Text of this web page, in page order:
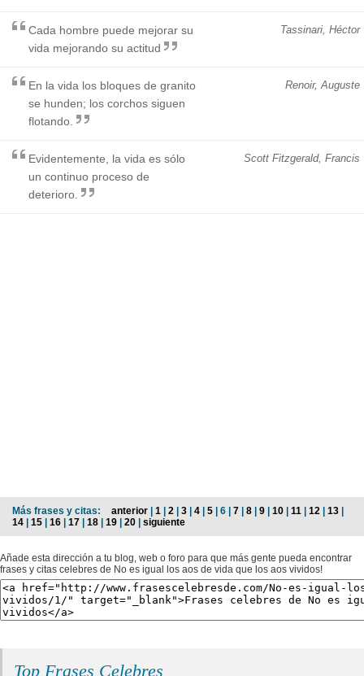
Tassinari, Héctor
Cada hombre puede mejorar su
vida mejorando su actitud
Renoir, Auguste
En la vida los bloques de granito
se hunden; los corchos siguen
flotando.
Scott Fitzgerald, Francis
Evidentemente, la vida es sólo
un continuo proceso de
deterioro.
Más frases y citas: anterior | 1 | 2 | 3 | 4 | 5 | 6 | 7 | 8 | 9 | 10 | 11 | 12 | 13 |
14 | 15 | 16 | 17 | 18 | 19 | 20 | siguiente
Añade esta dirección a tu blog, web o foro para que más gente pueda encontrar
frases y citas celebres de No es igual los aos de vida que los aos vividos!
Top Frases Celebres